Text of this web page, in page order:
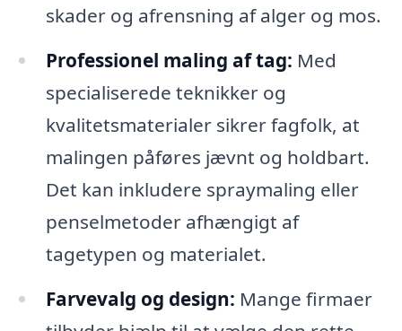
skader og afrensning af alger og mos.
Professionel maling af tag: Med
specialiserede teknikker og
kvalitetsmaterialer sikrer fagfolk, at
malingen påføres jævnt og holdbart.
Det kan inkludere spraymaling eller
penselmetoder afhængigt af
tagetypen og materialet.
Farvevalg og design: Mange firmaer